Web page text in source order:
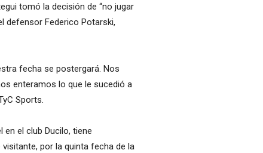
tomó la decisión de “no jugar
defensor Federico Potarski,
fecha se postergará. Nos
enteramos lo que le sucedió a
Sports.
el club Ducilo, tiene
por la quinta fecha de la